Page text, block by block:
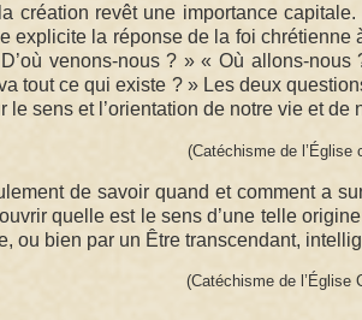
création revêt une importance
explicite la réponse de la foi
venons-nous ? » « Où allons-
tout ce qui existe ? » Les deux
le sens et l’orientation de notre vie et de
(Catéchisme de l’Église
de savoir quand et comment a
quelle est le sens d’une telle
ou bien par un Être transcendant,
(Catéchisme de l’Église